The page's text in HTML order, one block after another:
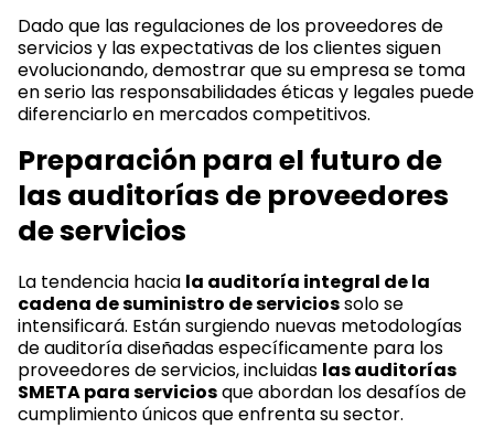
Dado que las regulaciones de los proveedores de
servicios y las expectativas de los clientes siguen
evolucionando, demostrar que su empresa se toma
en serio las responsabilidades éticas y legales puede
diferenciarlo en mercados competitivos.
Preparación para el futuro de
las auditorías de proveedores
de servicios
La tendencia hacia la auditoría integral de la
cadena de suministro de serviciossolo se
intensificará. Están surgiendo nuevas metodologías
de auditoría diseñadas específicamente para los
proveedores de servicios, incluidas las auditorías
SMETA para serviciosque abordan los desafíos de
cumplimiento únicos que enfrenta su sector.